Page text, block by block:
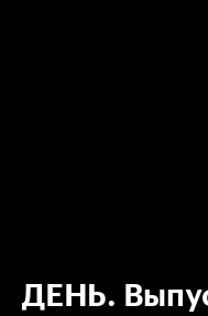
ДЕНЬ.